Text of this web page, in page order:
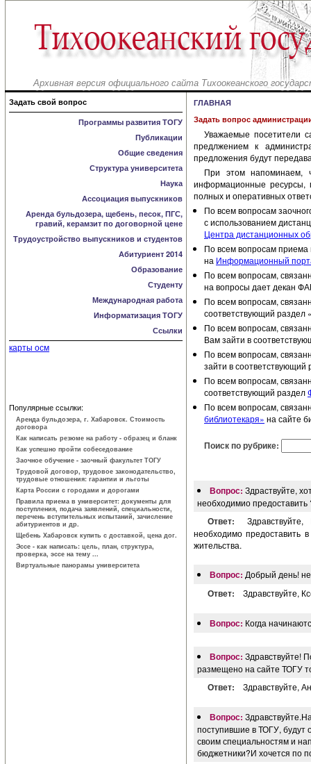
Архивная версия официального сайта Тихоокеанского
Задать свой вопрос
Программы развития ТОГУ
Публикации
Общие сведения
Структура университета
Наука
Ассоциация выпускников
Аренда бульдозера, щебень, песок, ПГС,
гравий, керамзит по договорной цене
Трудоустройство выпускников и студентов
Абитуриент 2014
Образование
Студенту
Международная работа
Информатизация ТОГУ
Ссылки
карты осм
Популярные ссылки:
Аренда бульдозера, г. Хабаровск. Стоимость
договора
Как написать резюме на работу - образец и бланк
Как успешно пройти собеседование
Заочное обучение - заочный факультет ТОГУ
Трудовой договор, трудовое законодатель­ство,
трудовые отношения: гарантии и льготы
Карта России с городами и дорогами
Правила приема в университет: документы для
поступления, подача заявлений, специальности,
перечень вступительных испытаний, зачисление
абитуриентов и др.
Щебень Хабаровск купить с доставкой, цена дог.
Эссе - как написать: цель, план, структура,
проверка, эссе на тему ...
Виртуальные панорамы университета
ГЛАВНАЯ
Задать вопрос
Уважаемые посетители
предлжением к
предложения будут
При этом напоминаем,
информационные ресурсы,
полных и оперативных
По всем вопросам
с использованием
Центра дистанционных
По всем вопросам приема
на Информационный
По всем вопросам,
на вопросы дает декан
По всем вопросам,
соответствующий раздел
По всем вопросам,
Вам зайти в
По всем вопросам,
зайти в
По всем вопросам,
соответствующий раздел
По всем вопросам,
библиотекаря» на сайте
Поиск по рубрике:
Вопрос: Здраствуйте,
необходимио предоставить
Ответ:
необходимо предоставить
жительства.
Вопрос: Добрый день!
Ответ: Здравствуйте,
Вопрос: Когда
Вопрос: Здравствуйте!
размещено на сайте ТОГУ
Ответ: Здравствуйте,
Вопрос:
поступившие в ТОГУ,
своим специальностям и
бюджетники?И хочется по